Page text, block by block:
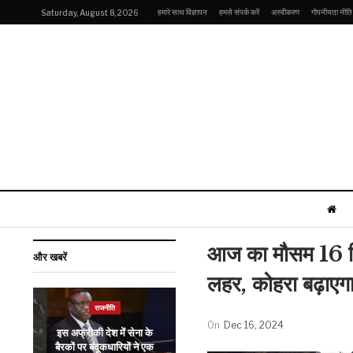
Saturday, August 8, 2026 हमारे साथ विज्ञापन हमसे संपर्क करें अस्वीकरण गोपनीयता नीति
आज का मौसम 16
लहर, कोहरा
On Dec 16, 2024
और खबरें
राजनीति
इस अफ्रीकी देश में सेना के
बैरकों पर बंदूकधारियों ने एक
Live: कंगना रनौत के लिए